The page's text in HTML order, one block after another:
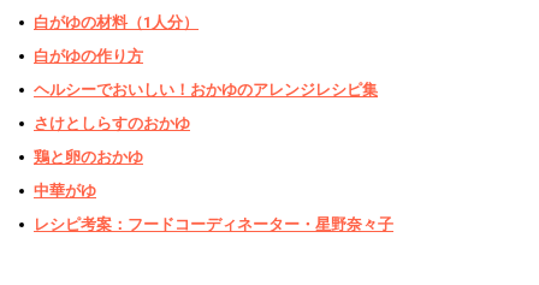
白がゆの材料（1人分）
白がゆの作り方
ヘルシーでおいしい！おかゆのアレンジレシピ集
さけとしらすのおかゆ
鶏と卵のおかゆ
中華がゆ
レシピ考案：フードコーディネーター・星野奈々子